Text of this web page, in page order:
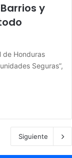
y
de Honduras
Seguras”,
Siguiente